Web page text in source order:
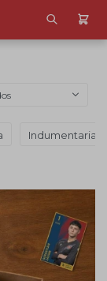
Indumentaria